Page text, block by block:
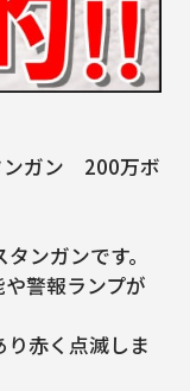
ガン 200万ボ
ンガンです。
警報ランプが
赤く点滅しま